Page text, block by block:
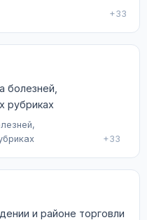
+33
болезней,
рубриках
+33
и районе торговли